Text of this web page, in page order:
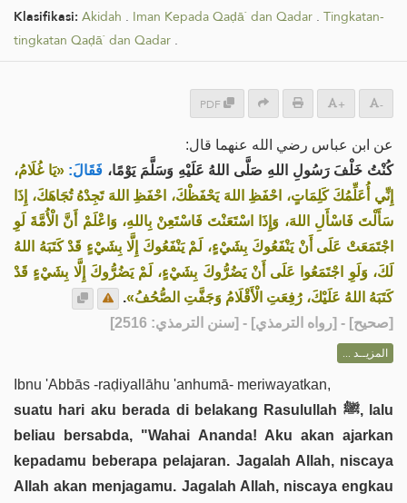
Klasifikasi: Akidah . Iman Kepada Qaḍā` dan Qadar . Tingkatan-
tingkatan Qaḍā` dan Qadar .
PDF + -
عن ابن عباس رضي الله عنهما قال:
كُنْتُ خَلْفَ رَسُولِ اللهِ صَلَّى اللهُ عَلَيْهِ وَسَلَّمَ يَوْمًا، فَقَالَ: «يَا غُلَامُ،
إِنِّي أُعَلِّمُكَ كَلِمَاتٍ، احْفَظِ اللهَ يَحْفَظْكَ، احْفَظِ اللهَ تَجِدْهُ تُجَاهَكَ، إِذَا
سَأَلْتَ فَاسْأَلِ اللهَ، وَإِذَا اسْتَعَنْتَ فَاسْتَعِنْ بِاللهِ، وَاعْلَمْ أَنَّ الْأُمَّةَ لَوِ
اجْتَمَعَتْ عَلَى أَنْ يَنْفَعُوكَ بِشَيْءٍ، لَمْ يَنْفَعُوكَ إِلَّا بِشَيْءٍ قَدْ كَتَبَهُ اللهُ
لَكَ، وَلَوِ اجْتَمَعُوا عَلَى أَنْ يَضُرُّوكَ بِشَيْءٍ، لَمْ يَضُرُّوكَ إِلَّا بِشَيْءٍ قَدْ
كَتَبَهُ اللهُ عَلَيْكَ، رُفِعَتِ الْأَقْلَامُ وَجَفَّتِ الصُّحُفُ».
[صحيح] - [رواه الترمذي] - [سنن الترمذي: 2516]
المزيــد ...
Ibnu 'Abbās -raḍiyallāhu 'anhumā- meriwayatkan,
suatu hari aku berada di belakang Rasulullah ﷺ, lalu
beliau bersabda, "Wahai Ananda! Aku akan ajarkan
kepadamu beberapa pelajaran. Jagalah Allah, niscaya
Allah akan menjagamu. Jagalah Allah, niscaya engkau